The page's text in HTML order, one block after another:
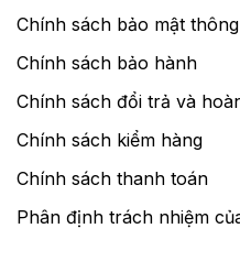
Chính sách bảo mật
Chính sách bảo hành
Chính sách đổi trả và
Chính sách kiểm hàng
Chính sách thanh toán
Phân định trách nhiệm